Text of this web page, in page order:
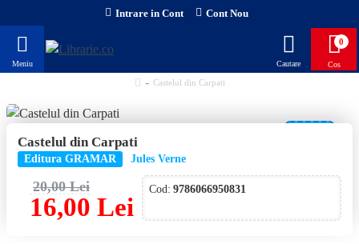
Intrare in Cont Cont Nou
0
Castelul din Carpati
Castelul din Carpati
Editura GRAMAR Jules Verne
16,00 Lei
20,00 Lei Cod: 9786066950831